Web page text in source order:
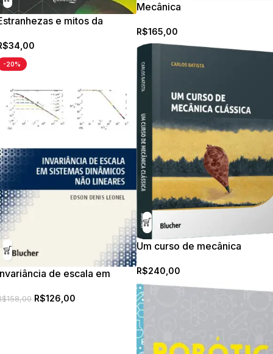
Mecânica
R$165,00
e mitos da
34,00
Um curso de mecânica
R$240,00
-20%
de escala em
158,00 R$126,00